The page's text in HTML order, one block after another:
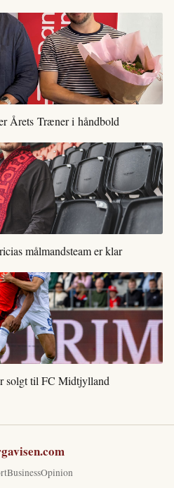
Årets Træner i håndbold
målmandsteam er klar
solgt til FC Midtjylland
BusinessOpinion